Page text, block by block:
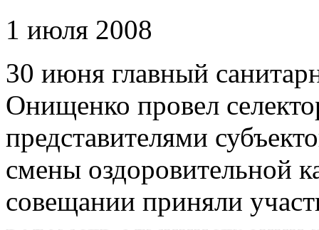
1 июля 2008
30 июня главный
Онищенко провел
представителями
смены оздоровительной
совещании приняли